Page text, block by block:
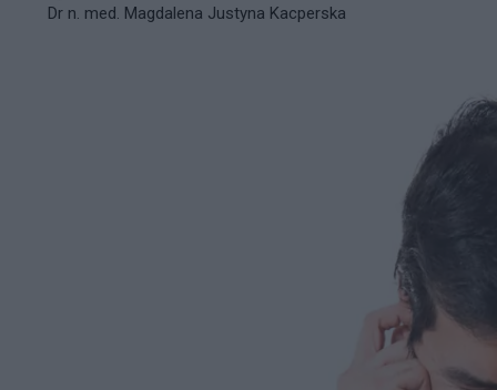
Dr n. med. Magdalena Justyna Kacperska